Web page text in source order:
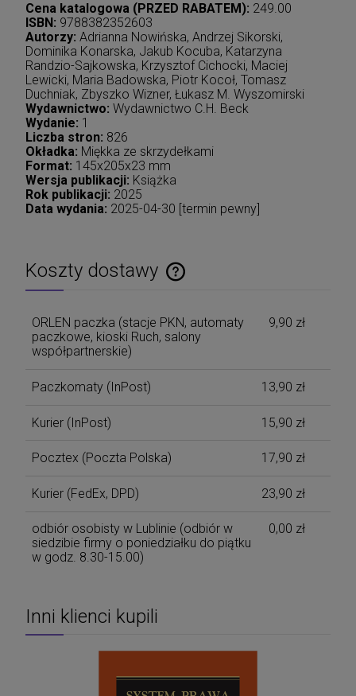
Cena katalogowa (PRZED RABATEM): 249.00
ISBN: 9788382352603
Autorzy: Adrianna Nowińska, Andrzej Sikorski,
Dominika Konarska, Jakub Kocuba, Katarzyna
Randzio-Sajkowska, Krzysztof Cichocki, Maciej
Lewicki, Maria Badowska, Piotr Kocoł, Tomasz
Duchniak, Zbyszko Wizner, Łukasz M. Wyszomirski
Wydawnictwo: Wydawnictwo C.H. Beck
Wydanie: 1
Liczba stron: 826
Okładka: Miękka ze skrzydełkami
Format: 145x205x23 mm
Wersja publikacji: Książka
Rok publikacji: 2025
Data wydania: 2025-04-30 [termin pewny]
Koszty dostawy
Cena nie zawiera ewentualnych kosztów płatności
ORLEN paczka (stacje PKN, automaty
paczkowe, kioski Ruch, salony
współpartnerskie)
9,90 zł
Paczkomaty (InPost) 13,90 zł
Kurier (InPost) 15,90 zł
Pocztex (Poczta Polska) 17,90 zł
Kurier (FedEx, DPD) 23,90 zł
odbiór osobisty w Lublinie (odbiór w
siedzibie firmy o poniedziałku do piątku
w godz. 8.30-15.00)
0,00 zł
Inni klienci kupili